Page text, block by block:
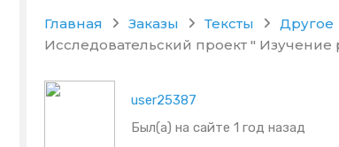
Главная Заказы Тексты
Другое
Исследовательский проект "
user25387
Был(а) на сайте 1 год назад